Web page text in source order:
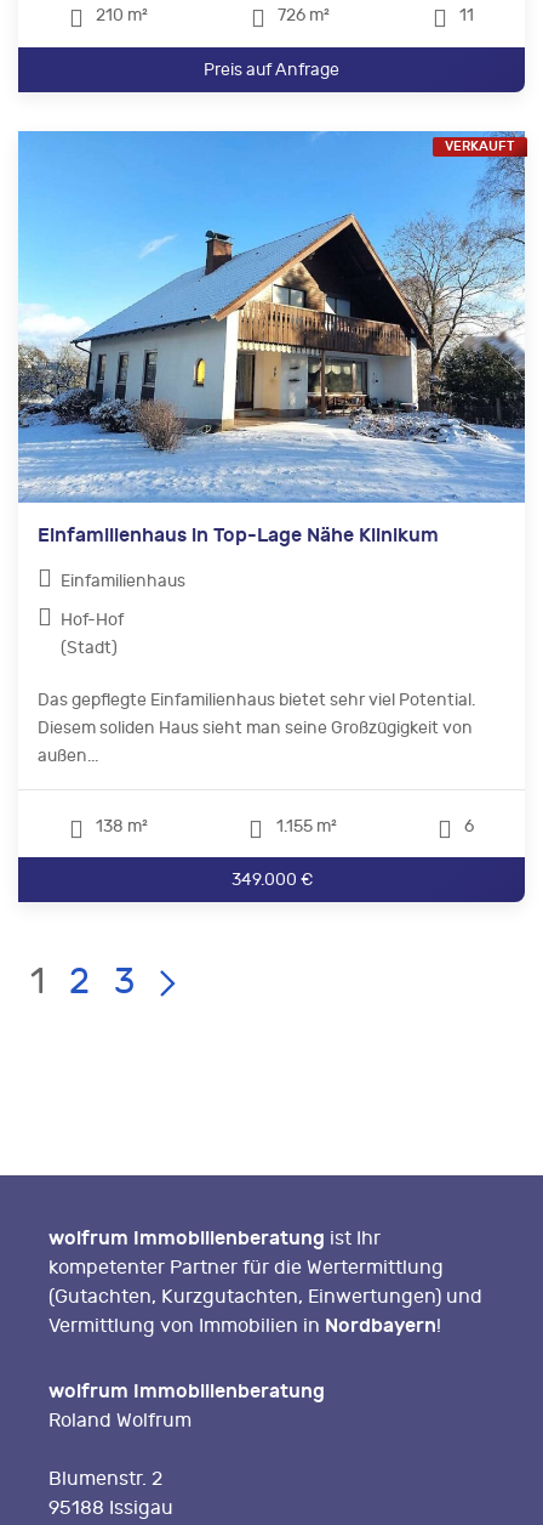
210 m² 726 m² 11
Preis auf Anfrage
Einfamilienhaus in Top-Lage Nähe Klinikum
Einfamilienhaus
Hof-Hof
(Stadt)
Das gepflegte Einfamilienhaus bietet sehr viel Potential.
Diesem soliden Haus sieht man seine Großzügigkeit von
außen...
138 m² 1.155 m² 6
349.000 €
VERKAUFT
LIST
Page:
1 2 3
wolfrum Immobilienberatung ist Ihr
kompetenter Partner für die Wertermittlung
(Gutachten, Kurzgutachten, Einwertungen) und
Vermittlung von Immobilien in Nordbayern!
wolfrum Immobilienberatung
Roland Wolfrum
Blumenstr. 2
95188 Issigau